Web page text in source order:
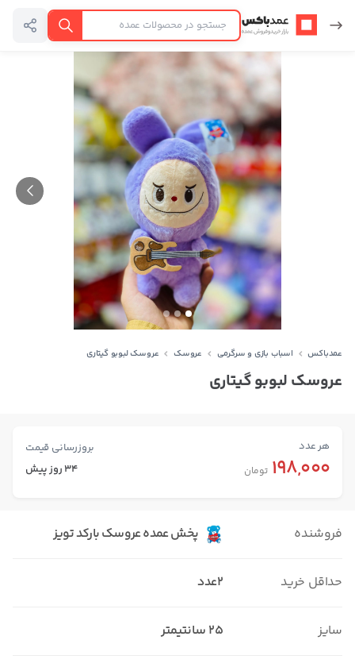
عمدباکس — بازگشت به صفحه اصلی
جستجو
عمدباکس اسباب بازی و سرگرمی عروسک عروسک لبوبو گیتاری
عروسک لبوبو گیتاری
هر عدد بروزرسانی قیمت
198,000 تومان 34 روز پیش
فروشنده پخش عمده عروسک بارکد تویز
حداقل خرید 2عدد
سایز ۲۵ سانتیمتر